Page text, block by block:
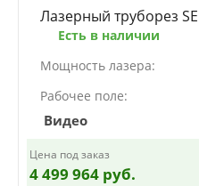
Лазерный труборез
Есть в наличии
Мощность лазера:
Рабочее поле:
Видео
Цена под заказ
4 499 964 руб.